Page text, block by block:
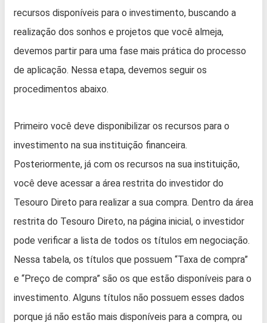
recursos disponíveis para o investimento, buscando a
realização dos sonhos e projetos que você almeja,
devemos partir para uma fase mais prática do processo
de aplicação. Nessa etapa, devemos seguir os
procedimentos abaixo.
Primeiro você deve disponibilizar os recursos para o
investimento na sua instituição financeira.
Posteriormente, já com os recursos na sua instituição,
você deve acessar a área restrita do investidor do
Tesouro Direto para realizar a sua compra. Dentro da área
restrita do Tesouro Direto, na página inicial, o investidor
pode verificar a lista de todos os títulos em negociação.
Nessa tabela, os títulos que possuem “Taxa de compra”
e “Preço de compra” são os que estão disponíveis para o
investimento. Alguns títulos não possuem esses dados
porque já não estão mais disponíveis para a compra, ou